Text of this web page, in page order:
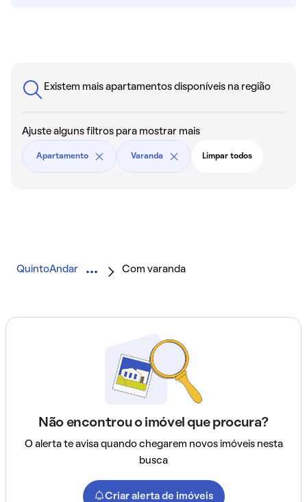
Existem mais apartamentos disponíveis na região
Ajuste alguns filtros para mostrar mais
Apartamento Varanda Limpar todos
QuintoAndar Com varanda
Não encontrou o imóvel que procura?
O alerta te avisa quando chegarem novos imóveis nesta
busca
Criar alerta de imóveis